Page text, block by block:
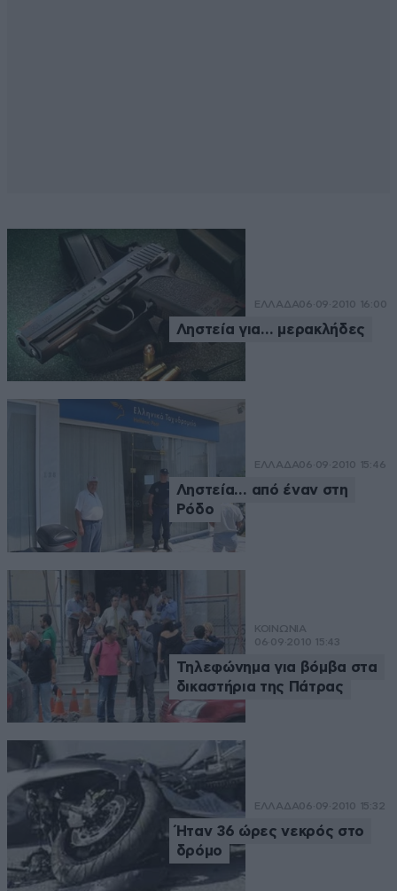
ΕΛΛΑΔΑ06·09·2010 16:00
Ληστεία για… μερακλήδες
ΕΛΛΑΔΑ06·09·2010 15:46
Ληστεία… από έναν στη
Ρόδο
ΚΟΙΝΩΝΙΑ
06·09·2010 15:43
Τηλεφώνημα για βόμβα στα
δικαστήρια της Πάτρας
ΕΛΛΑΔΑ06·09·2010 15:32
Ήταν 36 ώρες νεκρός στο
δρόμο